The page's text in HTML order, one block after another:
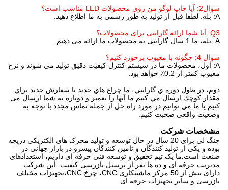
سوال2: آیا چاپ لوگو من روی محصولات LED مناسب است؟
A: بله. لطفا قبل از تولید به طور رسمی به ما اطلاع دهید.
Q3: آیا شما ارائه گارانتی برای محصولات؟
A: بله، ما 1 سال گارانتی به محصولات ما ارائه می دهیم.
سوال 4: چگونه با معیوب برخورد کنیم؟
A: اول، محصولات ما در سیستم کنترل کیفیت دقیق تولید می شوند و نرخ
معیوب کمتر از 0.2٪ خواهد بود.
دوم، در طول دوره ي گارانتي، ما چراغ هاي جديد با سفارش جديد براي
مقدار كوچك ارسال مي كنيم.ما آنها را تعمیر و دوباره به شما ارسال می
کنیم یا ما می توانیم در مورد راه حل از جمله تماس مجدد با توجه به
وضعیت واقعی صحبت کنیم.
مشخصات شرکت
چنگ لی برای 20 سال در حال توسعه و تولید محرک های الکتریکی دریچه
بوده و یکی از تولید کنندگان و تامین کنندگان پیشرو در بازار جهانی در
صنعت است.ما یک تیم تحقیق و توسعه فنی حرفه ای داریم، استعدادهای
مدیریت حرفه ای و ده ها نفر از پرسنل بازرسی کیفیت. این شرکت
دارای بیش از 50 مرکز ماشینکاری CNC، چرخ CNC،تجهیزات مختلف
بازرسی و سایر تجهیزات حرفه ای.